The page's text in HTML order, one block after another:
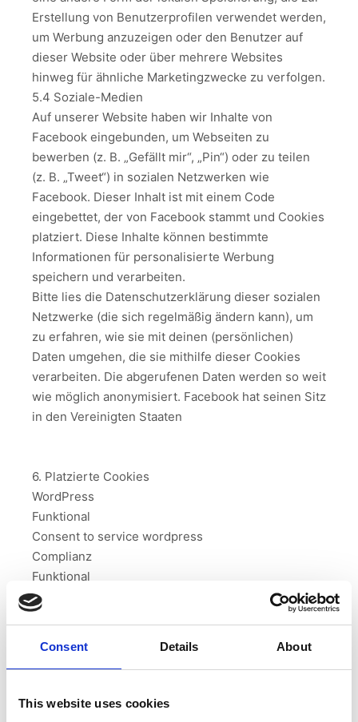
Consent Details About
This website uses cookies
Erstellung von Benutzerprofilen verwendet werden,
um Werbung anzuzeigen oder den Benutzer auf
dieser Website oder über mehrere Websites
hinweg für ähnliche Marketingzwecke zu verfolgen.
5.4 Soziale-Medien
Auf unserer Website haben wir Inhalte von
Facebook eingebunden, um Webseiten zu
bewerben (z. B. „Gefällt mir“, „Pin“) oder zu teilen
(z. B. „Tweet“) in sozialen Netzwerken wie
Facebook. Dieser Inhalt ist mit einem Code
eingebettet, der von Facebook stammt und Cookies
platziert. Diese Inhalte können bestimmte
Informationen für personalisierte Werbung
speichern und verarbeiten.
Bitte lies die Datenschutzerklärung dieser sozialen
Netzwerke (die sich regelmäßig ändern kann), um
zu erfahren, wie sie mit deinen (persönlichen)
Daten umgehen, die sie mithilfe dieser Cookies
verarbeiten. Die abgerufenen Daten werden so weit
wie möglich anonymisiert. Facebook hat seinen Sitz
in den Vereinigten Staaten
6. Platzierte Cookies
WordPress
Funktional
Consent to service wordpress
Complianz
Funktional
Consent to service complianz
Google Analytics
Gegenstand der Untersuchung